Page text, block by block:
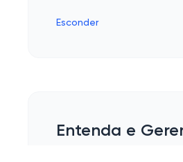
Esconder
Entenda e